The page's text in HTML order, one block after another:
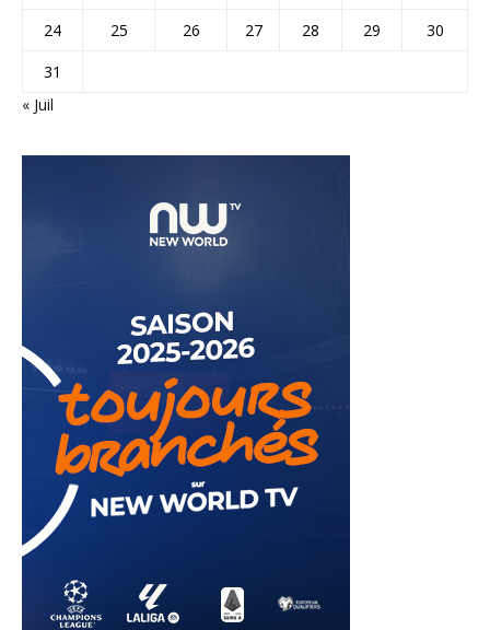
24
25 26 27 28 29
30
31
« Juil